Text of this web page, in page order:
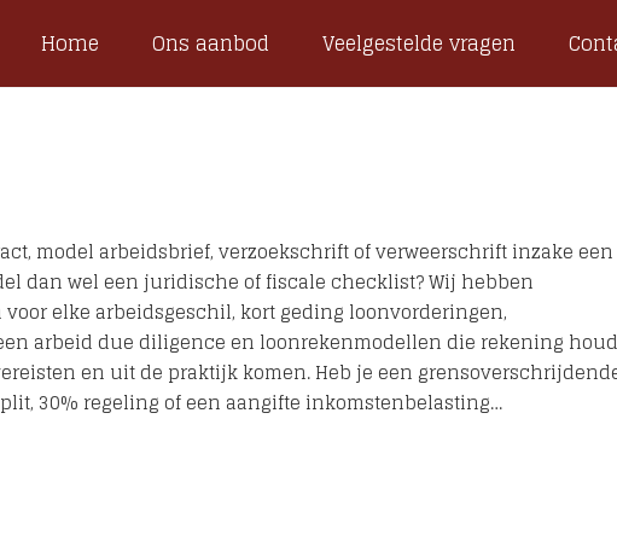
Home Ons aanbod Veelgestelde vragen
model arbeidsbrief, verzoekschrift of verweerschrift inzake een
dan wel een juridische of fiscale checklist? Wij hebben
elke arbeidsgeschil, kort geding loonvorderingen,
arbeid due diligence en loonrekenmodellen die rekening
en uit de praktijk komen. Heb je een
30% regeling of een aangifte inkomstenbelasting…